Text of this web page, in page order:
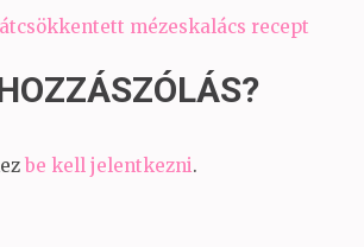
mézeskalács recept
be kell jelentkezni.